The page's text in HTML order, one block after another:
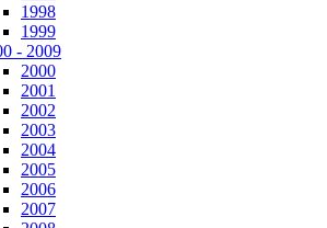
1998
1999
- 2009
2000
2001
2002
2003
2004
2005
2006
2007